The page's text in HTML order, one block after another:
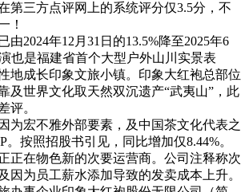
第三方点评网上的系统评分仅3.5分，不
！
2024年12月31日的13.5%降至2025年6
也是福建省首个大型户外山川实景表
地成长印象文旅小镇。印象大红袍总部位
及世界文化取天然双沉遗产“武夷山”，此
评。
宏不雅外部要素，及中国茶文化代表之
。按照招股书引见，同比增加仅8.44%。
正在物色新的次要运营商。公司注释称次
因为员工薪水添加导致的发卖成本上升。